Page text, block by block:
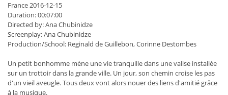
France 2016-12-15
Duration: 00:07:00
Directed by: Ana Chubinidze
Screenplay: Ana Chubinidze
Production/School: Reginald de Guillebon, Corinne Destombes
Un petit bonhomme mène une vie tranquille dans une valise installée
sur un trottoir dans la grande ville. Un jour, son chemin croise les pas
d'un vieil aveugle. Tous deux vont alors nouer des liens d'amitié grâce
à la musique.